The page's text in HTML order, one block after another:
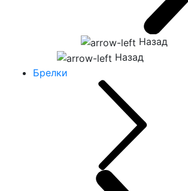
Назад
Назад
Брелки